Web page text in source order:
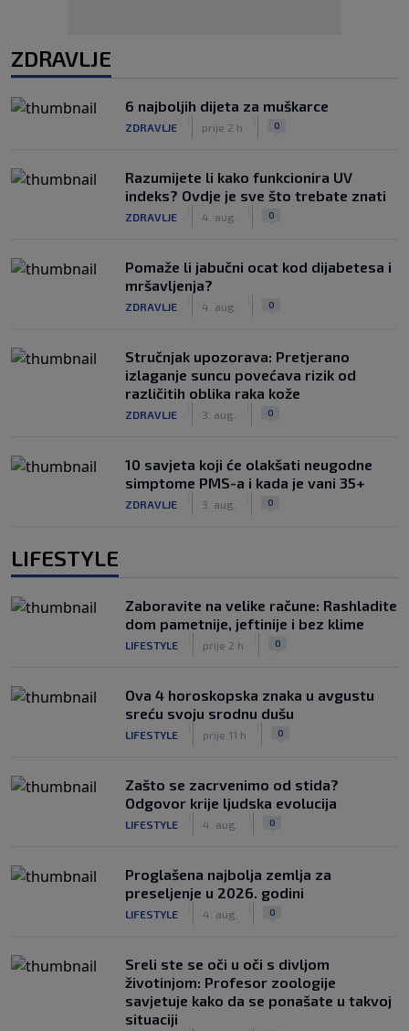
ZDRAVLJE
6 najboljih dijeta za muškarce
ZDRAVLJE prije 2 h 0
Razumijete li kako funkcionira UV
indeks? Ovdje je sve što trebate znati
ZDRAVLJE 4. aug. 0
Pomaže li jabučni ocat kod dijabetesa i
mršavljenja?
ZDRAVLJE 4. aug. 0
Stručnjak upozorava: Pretjerano
izlaganje suncu povećava rizik od
različitih oblika raka kože
ZDRAVLJE 3. aug. 0
10 savjeta koji će olakšati neugodne
simptome PMS-a i kada je vani 35+
ZDRAVLJE 3. aug. 0
LIFESTYLE
Zaboravite na velike račune: Rashladite
dom pametnije, jeftinije i bez klime
LIFESTYLE prije 2 h 0
Ova 4 horoskopska znaka u avgustu
sreću svoju srodnu dušu
LIFESTYLE prije 11 h 0
Zašto se zacrvenimo od stida?
Odgovor krije ljudska evolucija
LIFESTYLE 4. aug. 0
Proglašena najbolja zemlja za
preseljenje u 2026. godini
LIFESTYLE 4. aug. 0
Sreli ste se oči u oči s divljom
životinjom: Profesor zoologije
savjetuje kako da se ponašate u takvoj
situaciji